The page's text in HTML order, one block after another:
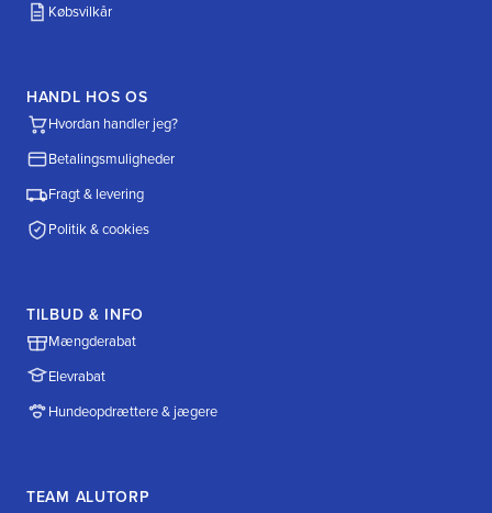
Købsvilkår
HANDL HOS OS
Hvordan handler jeg?
Betalingsmuligheder
Fragt & levering
Politik & cookies
TILBUD & INFO
Mængderabat
Elevrabat
Hundeopdrættere & jægere
TEAM ALUTORP